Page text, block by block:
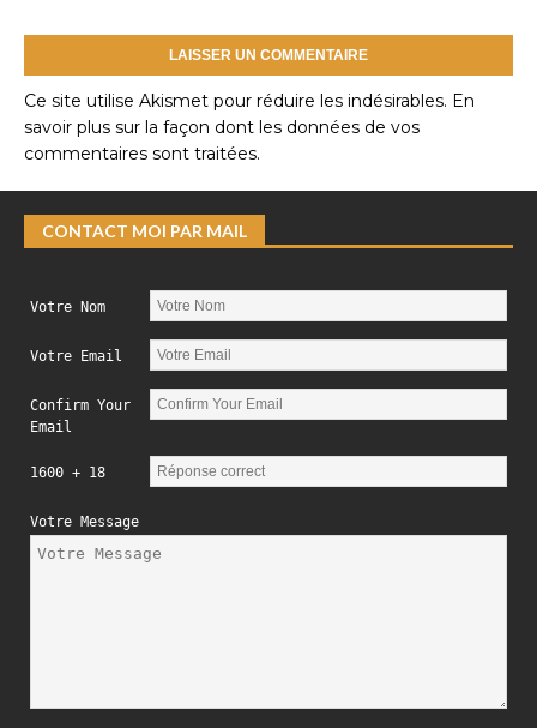
Ce site utilise Akismet pour réduire les indésirables. En
savoir plus sur la façon dont les données de vos
commentaires sont traitées.
CONTACT MOI PAR MAIL
Votre Nom
Votre Email
Confirm Your
Email
1600 + 18
Votre Message